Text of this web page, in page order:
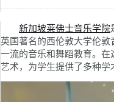
新加坡莱佛士音乐学院
英国著名的西伦敦大学伦
一流的音乐和舞蹈教育。
艺术，为学生提供了多种学